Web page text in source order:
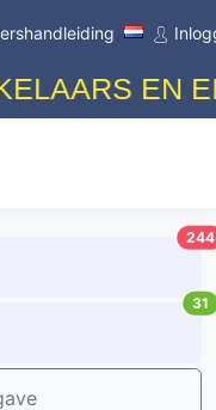
EN
244
31